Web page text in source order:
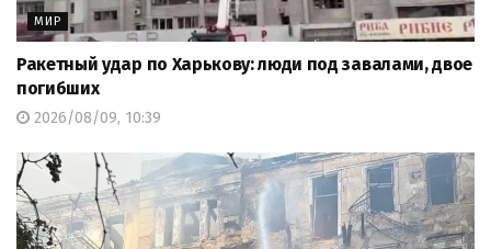
МИР
Ракетный удар по Харькову: люди под завалами, двое
погибших
2026/08/09, 10:39